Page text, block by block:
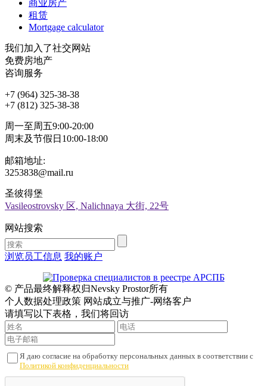
商业房产
租赁
Mortgage calculator
我们加入了社交网站
免费房地产
咨询服务
+7 (964) 325-38-38
+7 (812) 325-38-38
周一至周五9:00-20:00
周末及节假日10:00-18:00
邮箱地址:
3253838@mail.ru
圣彼得堡
Vasileostrovsky 区, Nalichnaya 大街, 22号
网站搜索
浏览员工信息 我的账户
© 产品最终解释权归Nevsky Prostor所有
个人数据处理政策 网站成立与推广-网络客户
请填写以下表格，我们将回访
Я даю согласие на обработку персональных данных в соответствии с
Политикой конфиденциальности